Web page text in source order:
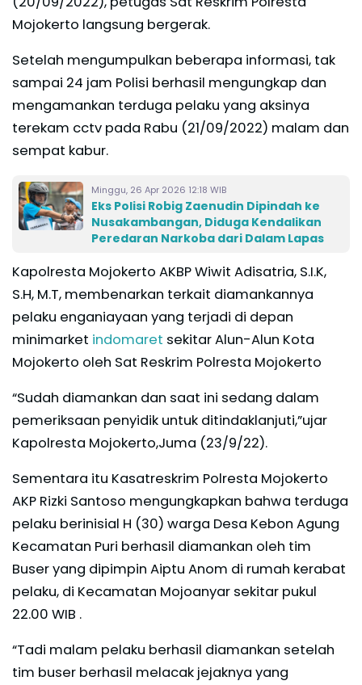
Mojokerto langsung bergerak.
Setelah mengumpulkan beberapa informasi, tak
sampai 24 jam Polisi berhasil mengungkap dan
mengamankan terduga pelaku yang aksinya
terekam cctv pada Rabu (21/09/2022) malam dan
sempat kabur.
Minggu, 26 Apr 2026 12:18 WIB
Eks Polisi Robig Zaenudin Dipindah ke
Nusakambangan, Diduga Kendalikan
Peredaran Narkoba dari Dalam Lapas
Kapolresta Mojokerto AKBP Wiwit Adisatria, S.I.K,
S.H, M.T, membenarkan terkait diamankannya
pelaku enganiayaan yang terjadi di depan
minimarket indomaret sekitar Alun-Alun Kota
Mojokerto oleh Sat Reskrim Polresta Mojokerto
“Sudah diamankan dan saat ini sedang dalam
pemeriksaan penyidik untuk ditindaklanjuti,”ujar
Kapolresta Mojokerto,Juma (23/9/22).
Sementara itu Kasatreskrim Polresta Mojokerto
AKP Rizki Santoso mengungkapkan bahwa terduga
pelaku berinisial H (30) warga Desa Kebon Agung
Kecamatan Puri berhasil diamankan oleh tim
Buser yang dipimpin Aiptu Anom di rumah kerabat
pelaku, di Kecamatan Mojoanyar sekitar pukul
22.00 WIB .
“Tadi malam pelaku berhasil diamankan setelah
tim buser berhasil melacak jejaknya yang